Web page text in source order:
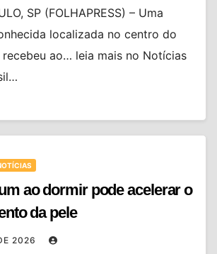
SP (FOLHAPRESS) – Uma
localizada no centro do
recebeu ao… leia mais no Notícias
ao dormir pode acelerar o
da pele
2026